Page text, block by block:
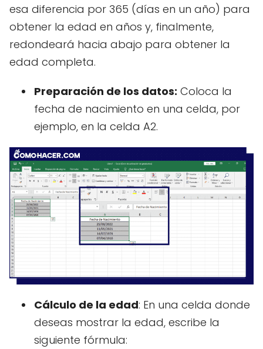
esa diferencia por 365 (días en un año) para
obtener la edad en años y, finalmente,
redondeará hacia abajo para obtener la
edad completa.
Preparación de los datos: Coloca la
fecha de nacimiento en una celda, por
ejemplo, en la celda A2.
Cálculo de la edad: En una celda donde
deseas mostrar la edad, escribe la
siguiente fórmula: